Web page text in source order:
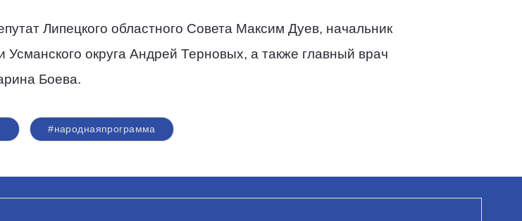
Липецкого областного Совета Максим Дуев, начальник
округа Андрей Терновых, а также главный врач
Боева.
#народнаяпрограмма